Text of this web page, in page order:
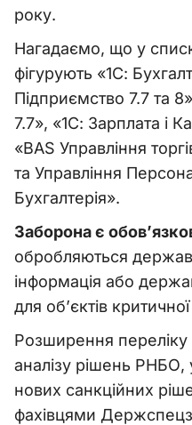
року.
Нагадаємо, що у
фігурують «1С:
Підприємство 7.7 та
7.7», «1С: Зарплата і
«BAS Управління
та Управління
Бухгалтерія».
Заборона є
обробляються
інформація або
для об’єктів
Розширення переліку
аналізу рішень РНБО,
нових санкційних
фахівцями